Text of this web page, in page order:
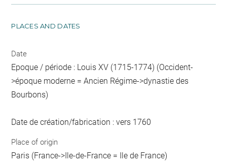
PLACES AND DATES
Date
Epoque / période : Louis XV (1715-1774) (Occident-
>époque moderne = Ancien Régime->dynastie des
Bourbons)
Date de création/fabrication : vers 1760
Place of origin
Paris (France->Ile-de-France = Ile de France)